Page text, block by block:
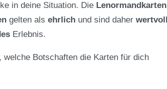
in deine Situation. Die Lenormandkarten
gelten als ehrlich und sind daher wertvoll
Erlebnis.
welche Botschaften die Karten für dich